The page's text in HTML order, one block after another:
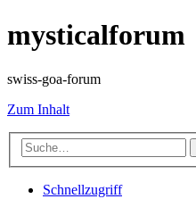
mysticalforum
swiss-goa-forum
Zum Inhalt
Schnellzugriff